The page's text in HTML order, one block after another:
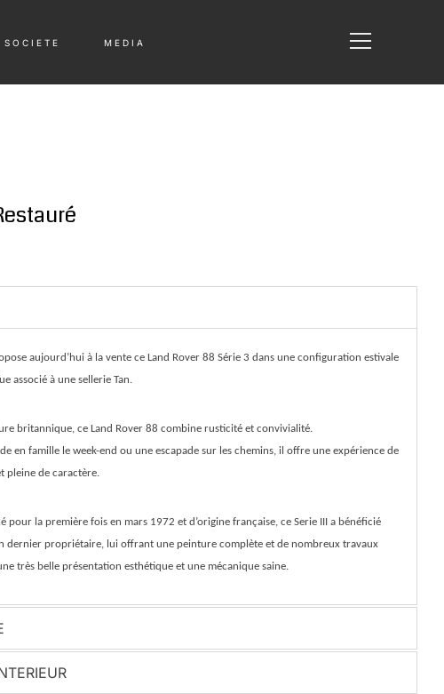
S O C I E T E M E D I A
aujourd’hui à la vente ce Land Rover 88 Série 3 dans une configuration estivale
associé à une sellerie Tan.
britannique, ce Land Rover 88 combine rusticité et convivialité.
en famille le week-end ou une escapade sur les chemins, il offre une expérience de
pleine de caractère.
pour la première fois en mars 1972 et d’origine française, ce Serie III a bénéficié
dernier propriétaire, lui offrant une peinture complète et de nombreux travaux
très belle présentation esthétique et une mécanique saine.